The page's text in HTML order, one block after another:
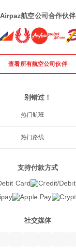
Airpaz航空公司合作伙伴
查看所有航空公司伙伴
别错过！
热门航班
热门路线
支持付款方式
社交媒体